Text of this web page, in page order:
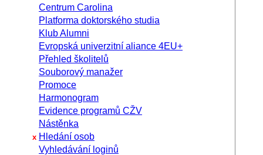
Centrum Carolina
Platforma doktorského studia
Klub Alumni
Evropská univerzitní aliance 4EU+
Přehled školitelů
Souborový manažer
Promoce
Harmonogram
Evidence programů CŽV
Nástěnka
x Hledání osob
Vyhledávání loginů